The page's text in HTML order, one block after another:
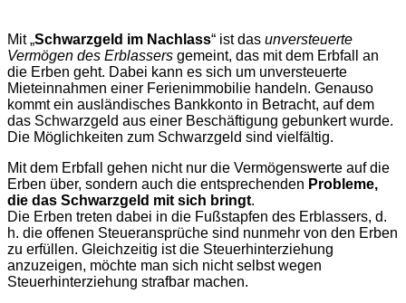
Mit „Schwarzgeld im Nachlass“ ist das unversteuerte
Vermögen des Erblassers gemeint, das mit dem Erbfall an
die Erben geht. Dabei kann es sich um unversteuerte
Mieteinnahmen einer Ferienimmobilie handeln. Genauso
kommt ein ausländisches Bankkonto in Betracht, auf dem
das Schwarzgeld aus einer Beschäftigung gebunkert wurde.
Die Möglichkeiten zum Schwarzgeld sind vielfältig.
Mit dem Erbfall gehen nicht nur die Vermögenswerte auf die
Erben über, sondern auch die entsprechenden Probleme,
die das Schwarzgeld mit sich bringt.
Die Erben treten dabei in die Fußstapfen des Erblassers, d.
h. die offenen Steueransprüche sind nunmehr von den Erben
zu erfüllen. Gleichzeitig ist die Steuerhinterziehung
anzuzeigen, möchte man sich nicht selbst wegen
Steuerhinterziehung strafbar machen.